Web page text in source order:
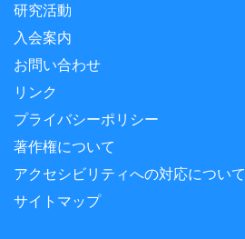
研究活動
入会案内
お問い合わせ
リンク
プライバシーポリシー
著作権について
アクセシビリティへの対応について
サイトマップ